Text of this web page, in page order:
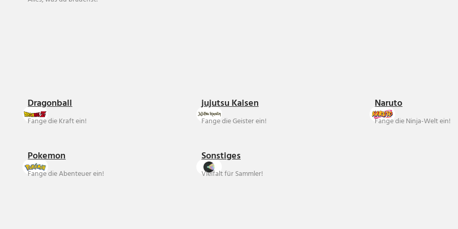
Dragonball
Fange die Kraft ein!
jujutsu Kaisen
Fange die Geister ein!
Naruto
Fange die Ninja-Welt ein!
Pokemon
Fange die Abenteuer ein!
Sonstiges
Vielfalt für Sammler!